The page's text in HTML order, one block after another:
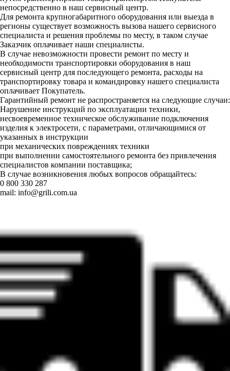
непосредственно в наш сервисный центр.
Для ремонта крупногабаритного оборудования или выезда в
регионы существует возможность вызова нашего сервисного
специалиста и решения проблемы по месту, в таком случае
Заказчик оплачивает наши специалисты.
В случае невозможности провести ремонт по месту и
необходимости транспортировки оборудования в наш
сервисный центр для последующего ремонта, расходы на
транспортировку товара и командировку нашего специалиста
оплачивает Покупатель.
Гарантийный ремонт не распространяется на следующие случаи:
Нарушение инструкций по эксплуатации техники,
несвоевременное техническое обслуживание подключения
изделия к электросети, с параметрами, отличающимися от
указанных в инструкции
при механических повреждениях техники
при выполнении самостоятельного ремонта без привлечения
специалистов компании поставщика;
В случае возникновения любых вопросов обращайтесь:
0 800 330 287
mail: info@grili.com.ua